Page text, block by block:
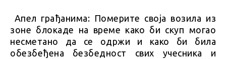
Апел грађанима: Померите своја возила из
зоне блокаде на време како би скуп могао
несметано да се одржи и како би била
обезбеђена безбедност свих учесника и